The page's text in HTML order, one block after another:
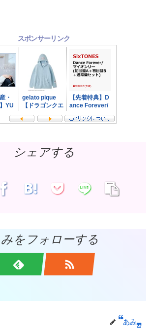
スポンサーリンク
シェアする
をフォローする
あみ